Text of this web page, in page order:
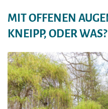
MIT OFFENEN
KNEIPP, ODER WAS?